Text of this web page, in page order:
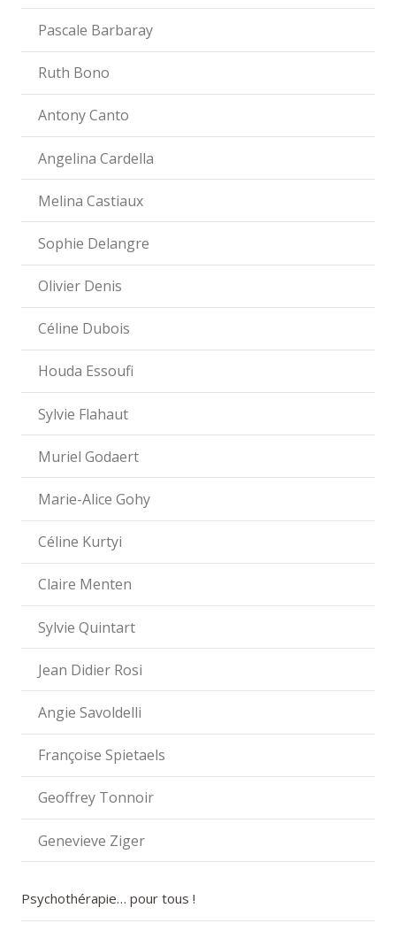
Pascale Barbaray
Ruth Bono
Antony Canto
Angelina Cardella
Melina Castiaux
Sophie Delangre
Olivier Denis
Céline Dubois
Houda Essoufi
Sylvie Flahaut
Muriel Godaert
Marie-Alice Gohy
Céline Kurtyi
Claire Menten
Sylvie Quintart
Jean Didier Rosi
Angie Savoldelli
Françoise Spietaels
Geoffrey Tonnoir
Genevieve Ziger
Psychothérapie… pour tous !